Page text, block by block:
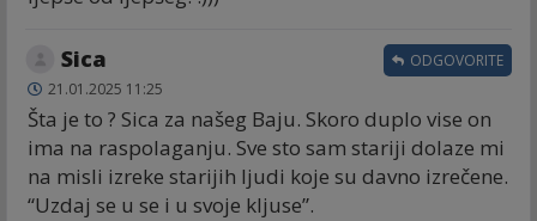
Sica
21.01.2025 11:25
Šta je to ? Sica za našeg Baju. Skoro duplo vise on
ima na raspolaganju. Sve sto sam stariji dolaze mi
na misli izreke starijih ljudi koje su davno izrečene.
“Uzdaj se u se i u svoje kljuse”.
ODGOVORITE